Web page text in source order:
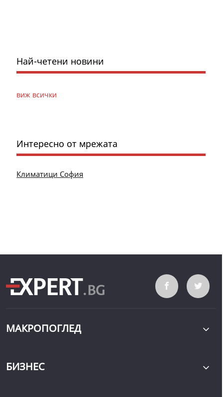
Най-четени новини
виж всички
Интересно от мрежата
Климатици София
МАКРОПОГЛЕД
БИЗНЕС